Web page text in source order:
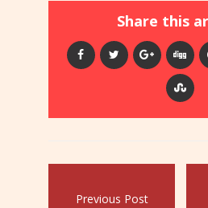
Share this
Previous Post